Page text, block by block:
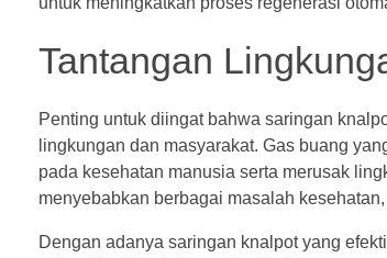
Tantangan
Penting untuk diingat bahwa saringan
lingkungan dan masyarakat. Gas buang
pada kesehatan manusia serta merusak
menyebabkan berbagai masalah
Dengan adanya saringan knalpot yang